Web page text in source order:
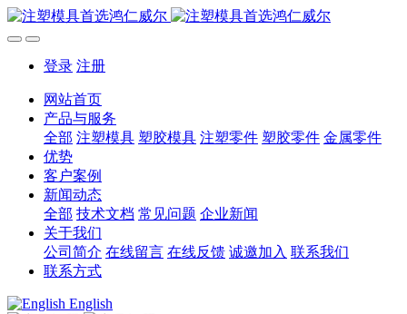
登录 注册
网站首页
产品与服务
全部 注塑模具 塑胶模具 注塑零件 塑胶零件 金属零件
优势
客户案例
新闻动态
全部 技术文档 常见问题 企业新闻
关于我们
公司简介 在线留言 在线反馈 诚邀加入 联系我们
联系方式
English